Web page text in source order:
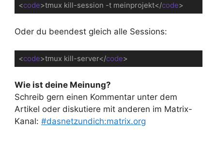
<code>tmux kill-session -t meinprojekt</code>
Oder du beendest gleich alle Sessions:
<code>tmux kill-server</code>
Wie ist deine Meinung?
Schreib gern einen Kommentar unter dem
Artikel oder diskutiere mit anderen im Matrix-
Kanal: #dasnetzundich:matrix.org